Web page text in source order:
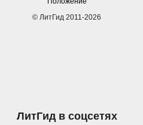
© ЛитГид 2011-2026
ЛитГид в соцсетях